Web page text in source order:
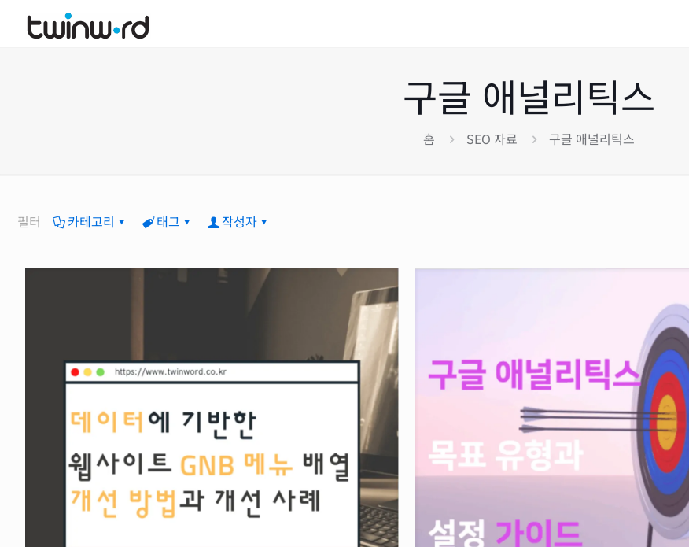
구글 애널리틱스
홈 SEO 자료 구글 애널리틱스
필터 카테고리 태그 작성자